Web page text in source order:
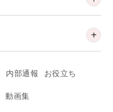
内部通報 お役立ち
動画集